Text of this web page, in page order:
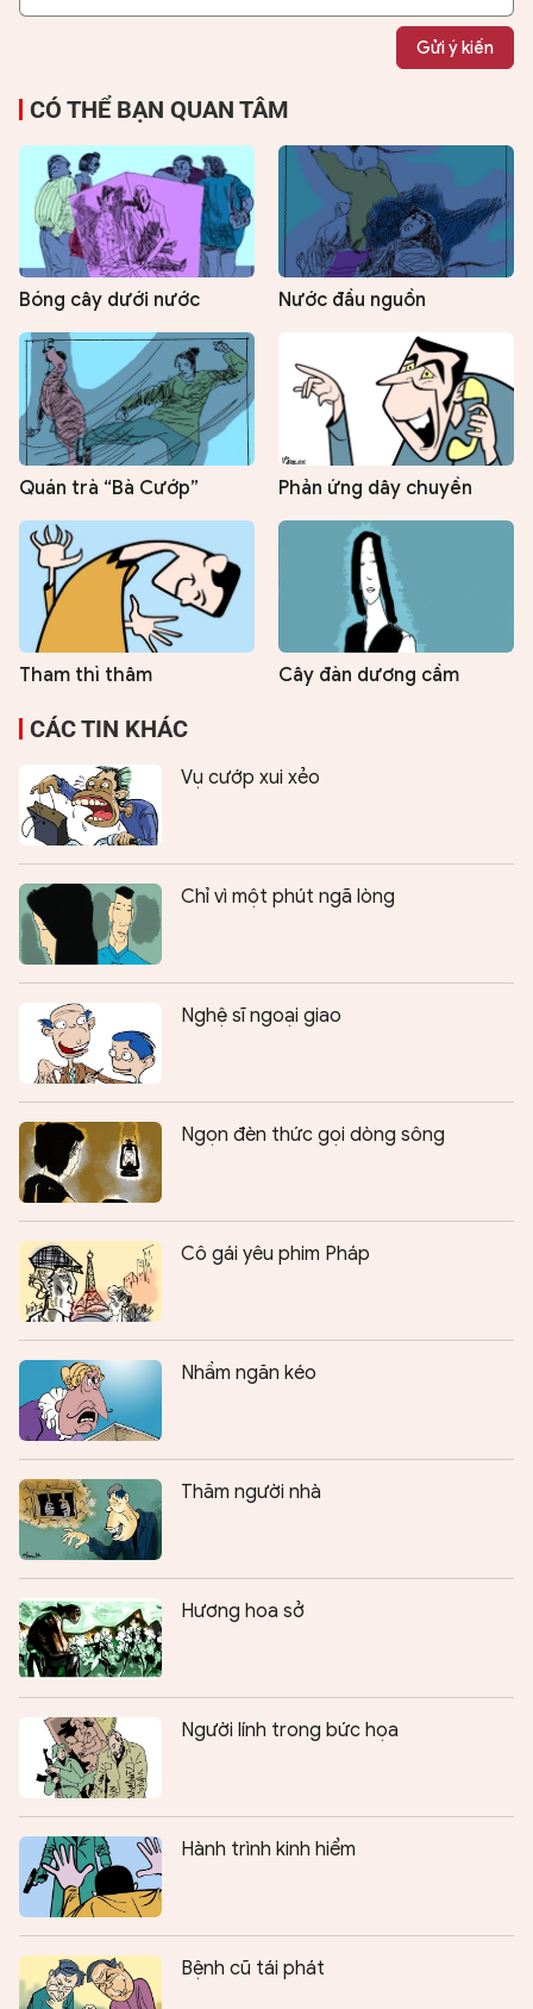
Gửi ý kiến
CÓ THỂ BẠN QUAN TÂM
Bóng cây dưới nước Nước đầu nguồn
Quán trà “Bà Cướp” Phản ứng dây chuyền
Tham thì thâm Cây đàn dương cầm
CÁC TIN KHÁC
Vụ cướp xui xẻo
Chỉ vì một phút ngã lòng
Nghệ sĩ ngoại giao
Ngọn đèn thức gọi dòng sông
Cô gái yêu phim Pháp
Nhầm ngăn kéo
Thăm người nhà
Hương hoa sở
Người lính trong bức họa
Hành trình kinh hiểm
Bệnh cũ tái phát